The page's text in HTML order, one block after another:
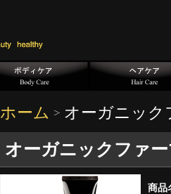
ホーム オーガニッ
オーガニックファ
商品